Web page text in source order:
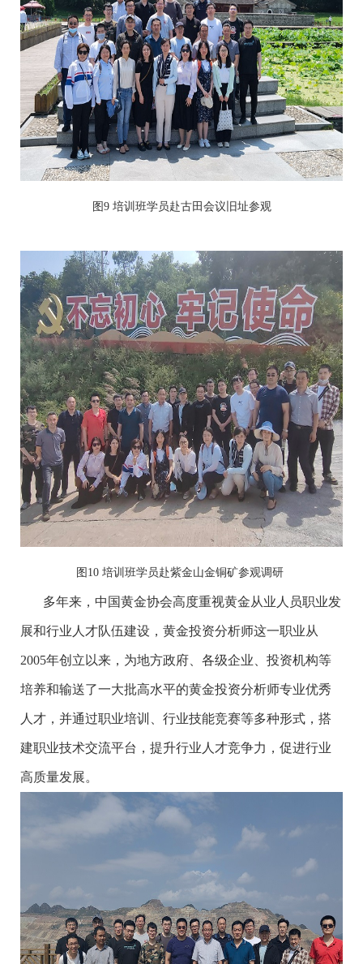
图9 培训班学员赴古田会议旧址参观
图10 培训班学员赴紫金山金铜矿参观调研
多年来，中国黄金协会高度重视黄金从业人员职业发
展和行业人才队伍建设，黄金投资分析师这一职业从
2005年创立以来，为地方政府、各级企业、投资机构等
培养和输送了一大批高水平的黄金投资分析师专业优秀
人才，并通过职业培训、行业技能竞赛等多种形式，搭
建职业技术交流平台，提升行业人才竞争力，促进行业
高质量发展。